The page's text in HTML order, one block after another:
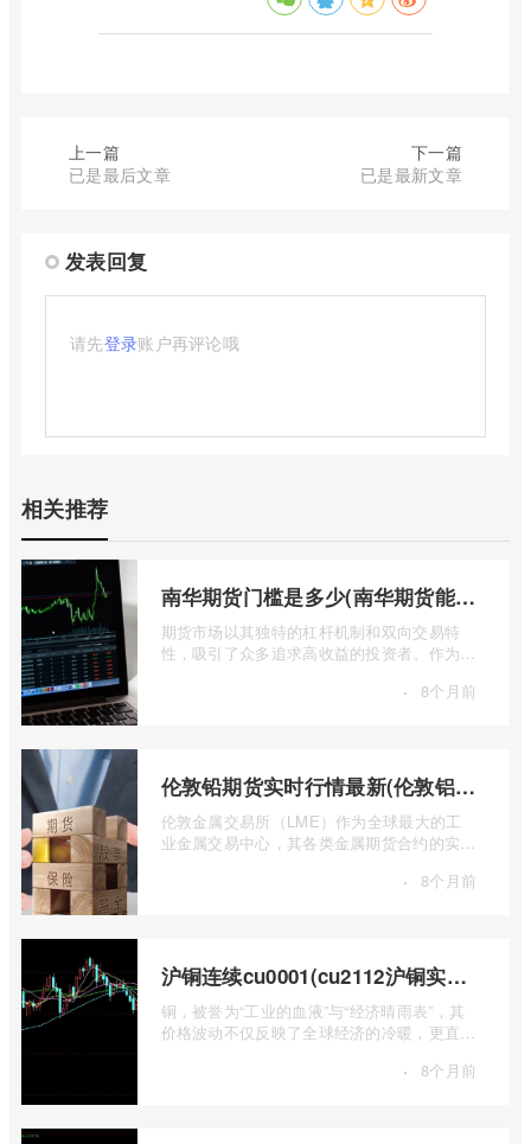
上一篇
已是最后文章
下一篇
已是最新文章
发表回复
请先登录账户再评论哦
相关推荐
南华期货门槛是多少(南华期货能做国际期货吗)
期货市场以其独特的杠杆机制和双向交易特
性，吸引了众多追求高收益的投资者。作为中
· 8个月前
伦敦铅期货实时行情最新(伦敦铝锡期货实时行情)
伦敦金属交易所（LME）作为全球最大的工
业金属交易中心，其各类金属期货合约的实时
· 8个月前
沪铜连续cu0001(cu2112沪铜实时行情)
铜，被誉为“工业的血液”与“经济晴雨表”，其
价格波动不仅反映了全球经济的冷暖，更直接
· 8个月前